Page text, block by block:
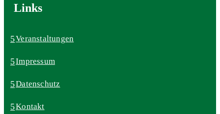
Links
Veranstaltungen
Impressum
Datenschutz
Kontakt